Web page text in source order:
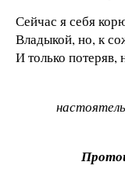
Сейчас я себя
Владыкой, но, к
И только потеряв,